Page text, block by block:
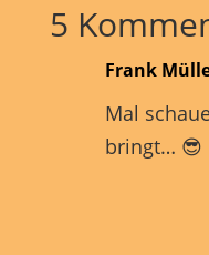
5
Frank
Mal
bringt… 😎